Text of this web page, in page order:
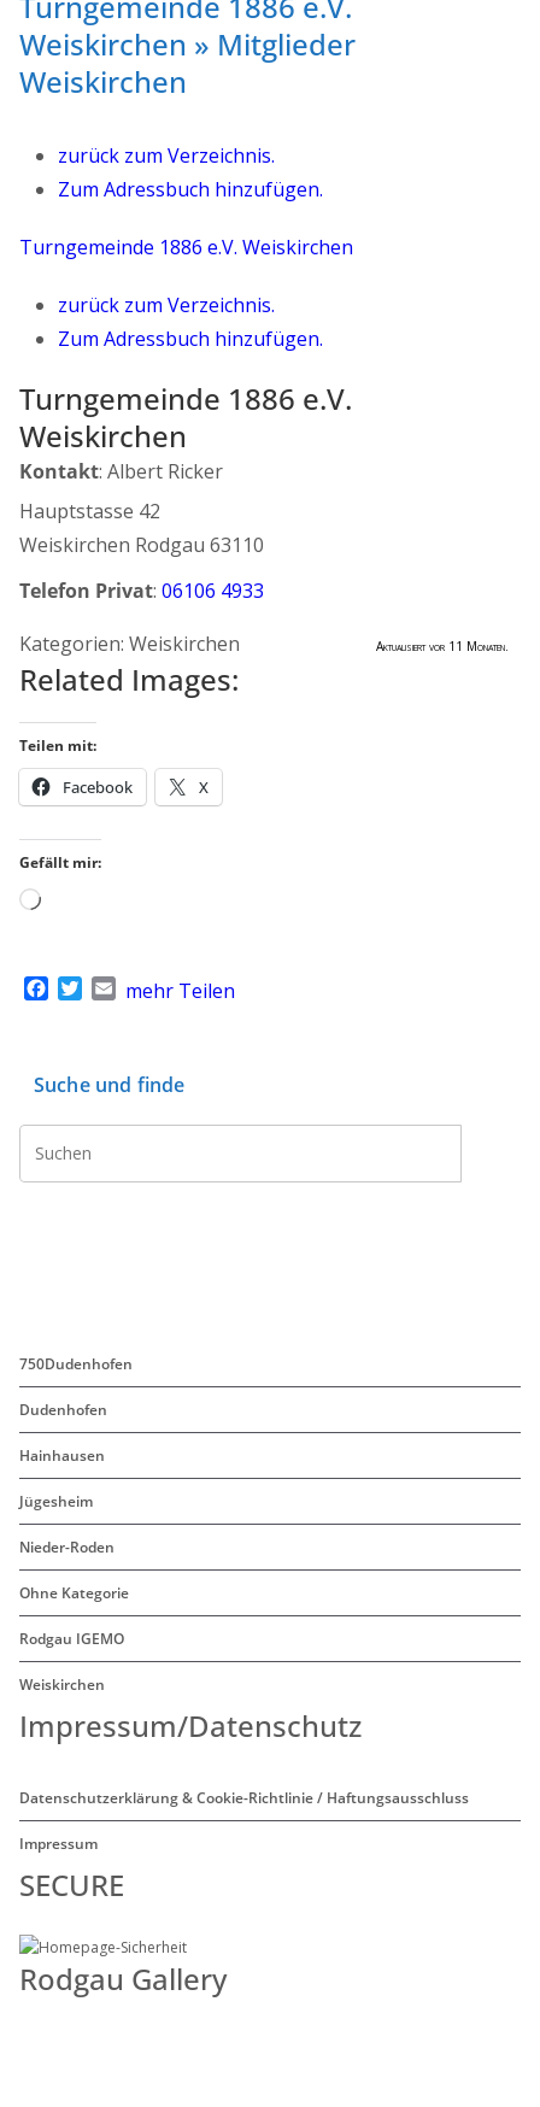
Weiskirchen » Mitglieder
Weiskirchen
zurück zum Verzeichnis.
Zum Adressbuch hinzufügen.
Turngemeinde 1886 e.V. Weiskirchen
zurück zum Verzeichnis.
Zum Adressbuch hinzufügen.
Turngemeinde 1886 e.V.
Weiskirchen
Kontakt: Albert Ricker
Hauptstasse 42
Weiskirchen Rodgau 63110
Telefon Privat: 06106 4933
Kategorien: Weiskirchen Aktualisiert vor 11 Monaten.
Related Images:
Teilen mit:
Facebook X
Gefällt mir:
Wird
b
o
k
t
r
l
mehr Teilen
Suche und finde
750Dudenhofen
Dudenhofen
Hainhausen
Jügesheim
Nieder-Roden
Ohne Kategorie
Rodgau IGEMO
Weiskirchen
Impressum/Datenschutz
Datenschutzerklärung & Cookie-Richtlinie / Haftungsausschluss
Impressum
SECURE
Rodgau Gallery